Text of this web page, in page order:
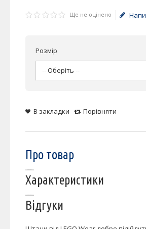
Ще не оцінено
Розмір
В закладки Порівняти
Про товар
Характеристики
Відгуки